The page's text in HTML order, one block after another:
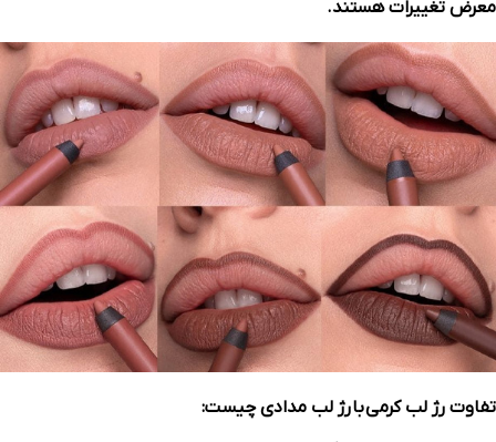
معرض تغییرات هستند.
تفاوت رژ لب کرمیبارژ لب مدادی چیست: